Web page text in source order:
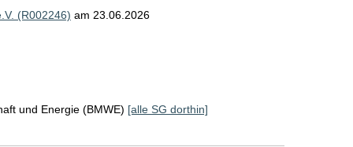
(R002246) am 23.06.2026
und Energie (BMWE) [alle SG dorthin]